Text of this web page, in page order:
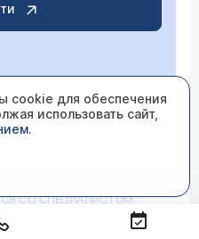
НЕОБХОДИМО
СО СПЕЦИАЛИСТОМ
cookie для обеспечения
использовать сайт,
.